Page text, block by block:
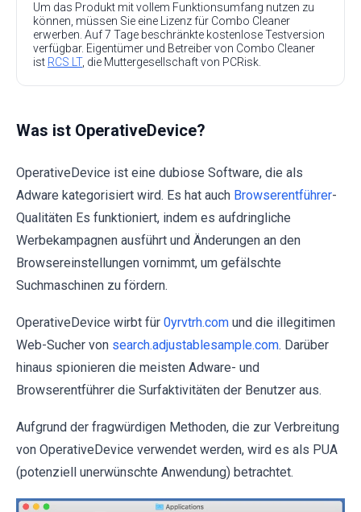
Um das Produkt mit vollem Funktionsumfang nutzen zu
können, müssen Sie eine Lizenz für Combo Cleaner
erwerben. Auf 7 Tage beschränkte kostenlose Testversion
verfügbar. Eigentümer und Betreiber von Combo Cleaner
ist RCS LT, die Muttergesellschaft von PCRisk.
Was ist OperativeDevice?
OperativeDevice ist eine dubiose Software, die als
Adware kategorisiert wird. Es hat auch Browserentführer-
Qualitäten Es funktioniert, indem es aufdringliche
Werbekampagnen ausführt und Änderungen an den
Browsereinstellungen vornimmt, um gefälschte
Suchmaschinen zu fördern.
OperativeDevice wirbt für 0yrvtrh.com und die illegitimen
Web-Sucher von search.adjustablesample.com. Darüber
hinaus spionieren die meisten Adware- und
Browserentführer die Surfaktivitäten der Benutzer aus.
Aufgrund der fragwürdigen Methoden, die zur Verbreitung
von OperativeDevice verwendet werden, wird es als PUA
(potenziell unerwünschte Anwendung) betrachtet.